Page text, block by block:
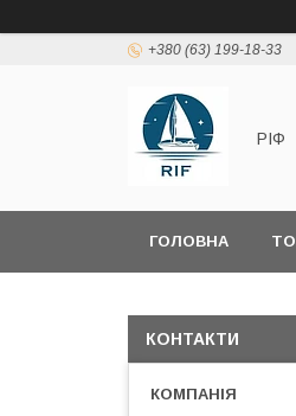
+380 (63) 199-18-33
РІФ
ГОЛОВНА
КОНТАКТИ